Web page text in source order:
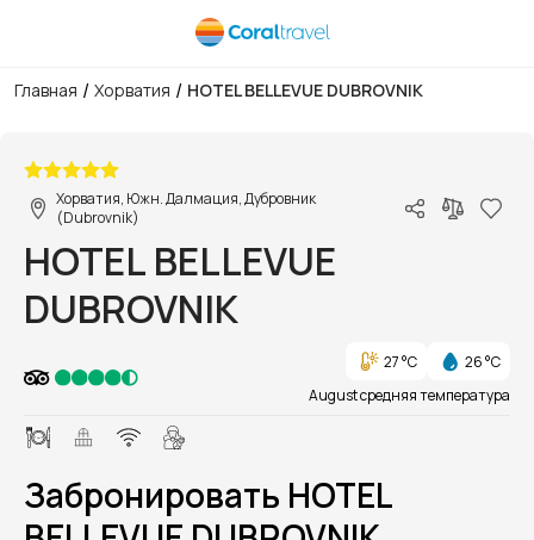
Главная / Хорватия / HOTEL BELLEVUE DUBROVNIK
Хорватия, Южн. Далмация, Дубровник
(Dubrovnik)
HOTEL BELLEVUE
DUBROVNIK
27 °C
26 °C
August средняя температура
Забронировать HOTEL